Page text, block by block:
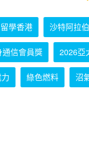
留學香港 沙特阿拉
通信會員獎 2026亞
綠色燃料 沼